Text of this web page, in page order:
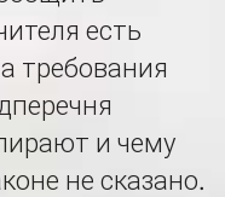
есть
требования
и чему
не сказано.